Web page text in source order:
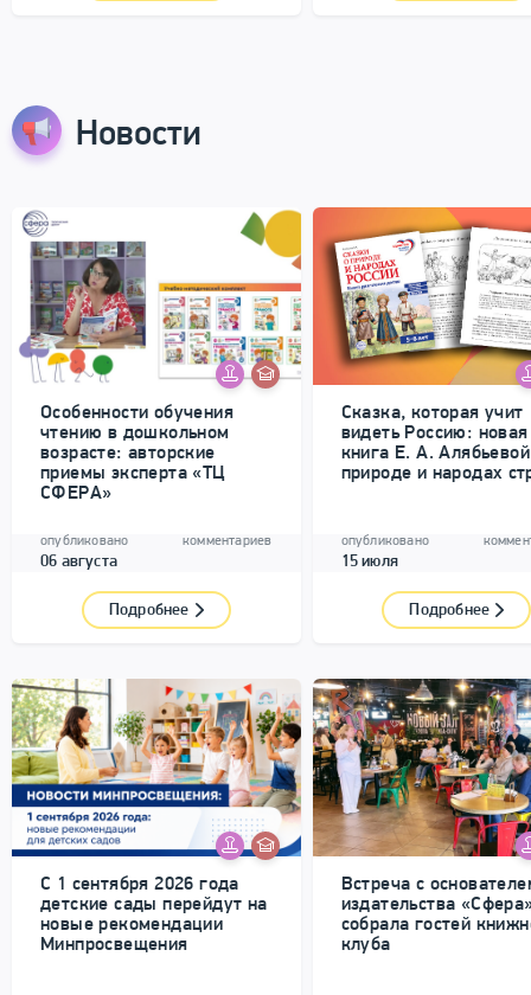
Новости
Особенности обучения
чтению в дошкольном
возрасте: авторские
приемы эксперта «ТЦ
СФЕРА»
опубликовано
06 августа
комментариев
Подробнее
Сказка, которая учит
видеть Россию: новая
книга Е. А.
природе и народах
опубликовано
15 июля
Подробнее
С 1 сентября 2026 года
детские сады перейдут на
новые рекомендации
Минпросвещения
Встреча с
издательства
собрала гостей
клуба